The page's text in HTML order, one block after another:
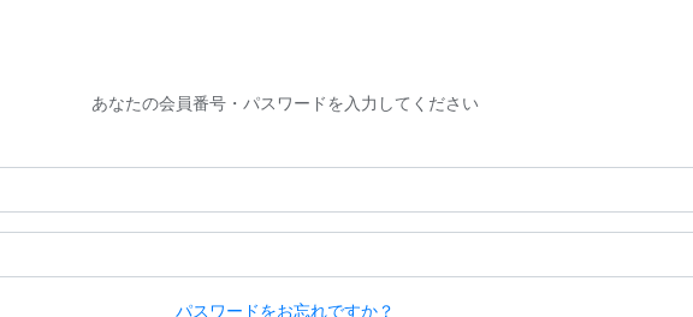
あなたの会員番号・パスワードを入力してください
パスワードをお忘れですか？